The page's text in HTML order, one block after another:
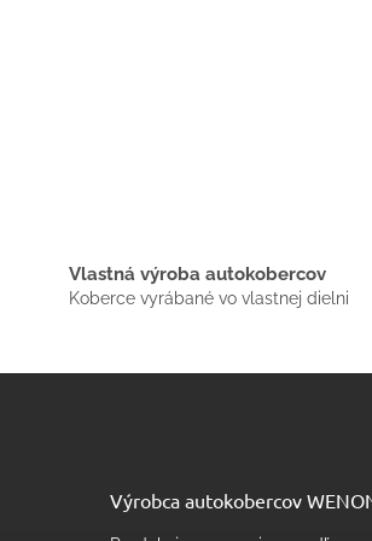
Vlastná výroba autokobercov
Koberce vyrábané vo vlastnej dielni
Výrobca autokobercov